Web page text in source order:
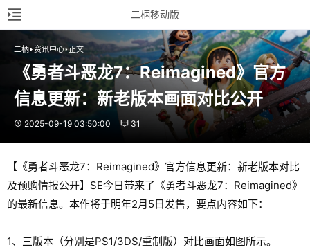
二柄移动版
二柄 资讯中心 正文
《勇者斗恶龙7：Reimagined》官方
信息更新：新老版本画面对比公开
2025-09-19 03:50:00 31
【《勇者斗恶龙7：Reimagined》官方信息更新：新老版本对比
及预购情报公开】SE今日带来了《勇者斗恶龙7：Reimagined》
的最新信息。本作将于明年2月5日发售，要点内容如下：
1、三版本（分别是PS1/3DS/重制版）对比画面如图所示。